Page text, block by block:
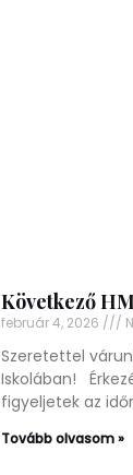
Következő
február 4, 2026
Szeretettel
Iskolában!
figyeljetek az
Tovább olvasom »